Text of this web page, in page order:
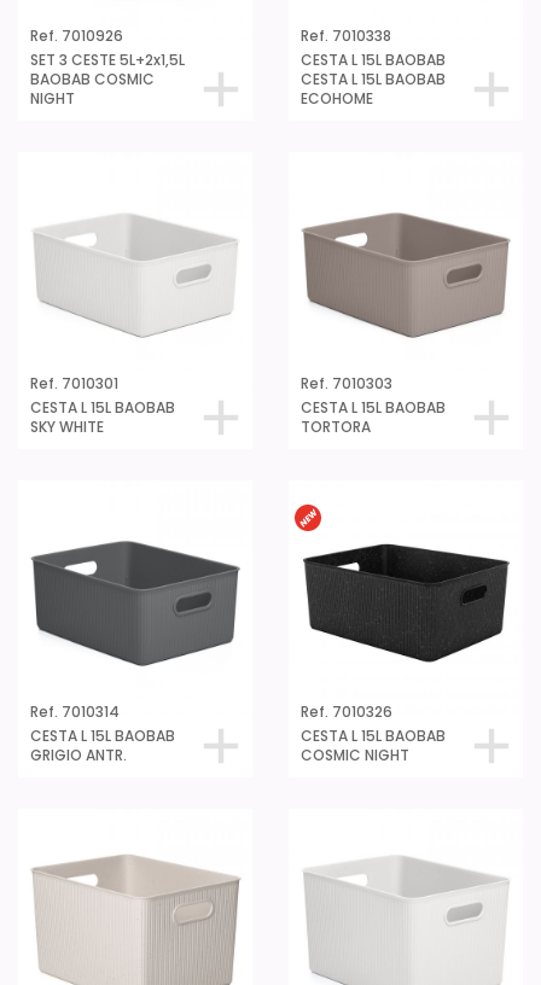
Ref. 7010926
SET 3 CESTE 5L+2x1,5L
BAOBAB COSMIC
NIGHT
Ref. 7010338
CESTA L 15L BAOBAB
CESTA L 15L BAOBAB
ECOHOME
Ref. 7010301
CESTA L 15L BAOBAB
SKY WHITE
Ref. 7010303
CESTA L 15L BAOBAB
TORTORA
Ref. 7010314
CESTA L 15L BAOBAB
GRIGIO ANTR.
Ref. 7010326
CESTA L 15L BAOBAB
COSMIC NIGHT